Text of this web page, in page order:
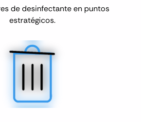
de desinfectante en puntos
estratégicos.